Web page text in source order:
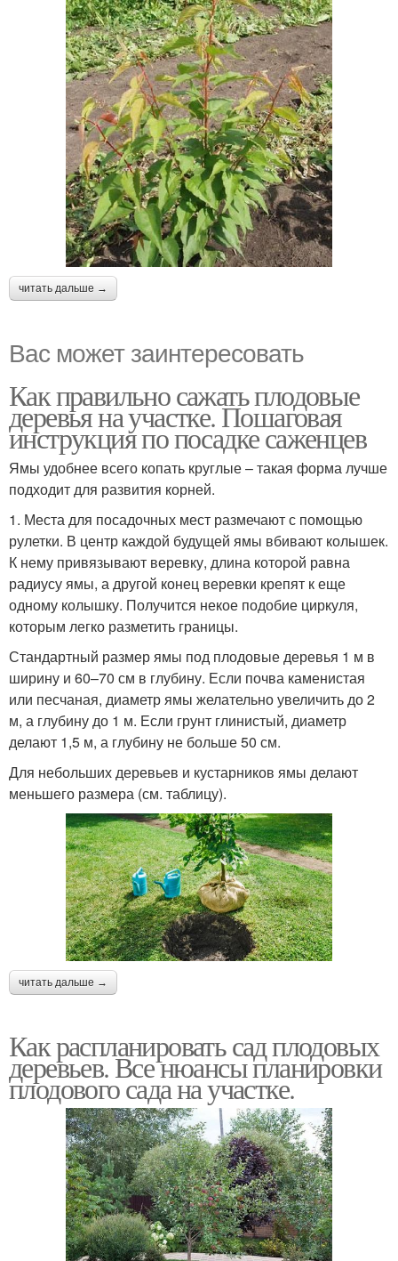
читать дальше →
Вас может заинтересовать
Как правильно сажать плодовые
деревья на участке. Пошаговая
инструкция по посадке саженцев
Ямы удобнее всего копать круглые – такая форма лучше
подходит для развития корней.
1. Места для посадочных мест размечают с помощью
рулетки. В центр каждой будущей ямы вбивают колышек.
К нему привязывают веревку, длина которой равна
радиусу ямы, а другой конец веревки крепят к еще
одному колышку. Получится некое подобие циркуля,
которым легко разметить границы.
Стандартный размер ямы под плодовые деревья 1 м в
ширину и 60–70 см в глубину. Если почва каменистая
или песчаная, диаметр ямы желательно увеличить до 2
м, а глубину до 1 м. Если грунт глинистый, диаметр
делают 1,5 м, а глубину не больше 50 см.
Для небольших деревьев и кустарников ямы делают
меньшего размера (см. таблицу).
читать дальше →
Как распланировать сад плодовых
деревьев. Все нюансы планировки
плодового сада на участке.